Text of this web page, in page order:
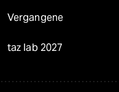
Vergangene
taz lab 2027